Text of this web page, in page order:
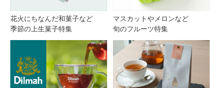
花火にちなんだ和菓子など
季節の上生菓子特集
マスカットやメロンなど
旬のフルーツ特集